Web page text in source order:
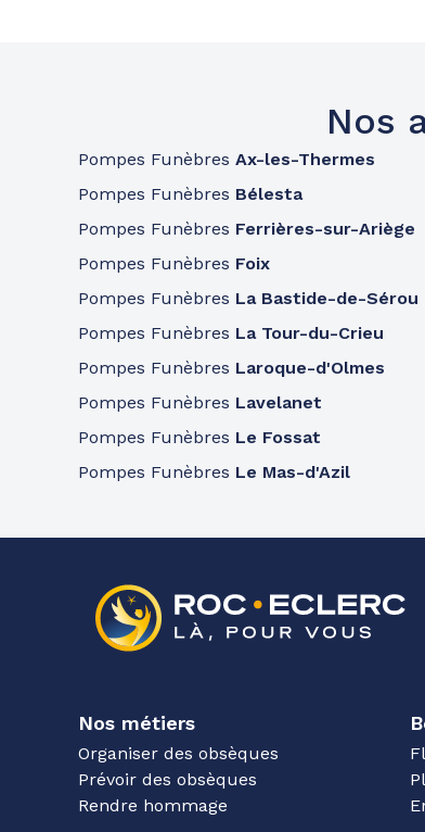
Nos
Pompes Funèbres Ax-les-Thermes
Pompes Funèbres Bélesta
Pompes Funèbres Ferrières-sur-Ariège
Pompes Funèbres Foix
Pompes Funèbres La Bastide-de-Sérou
Pompes Funèbres La Tour-du-Crieu
Pompes Funèbres Laroque-d'Olmes
Pompes Funèbres Lavelanet
Pompes Funèbres Le Fossat
Pompes Funèbres Le Mas-d'Azil
Nos métiers
Organiser des obsèques
Prévoir des obsèques
Rendre hommage